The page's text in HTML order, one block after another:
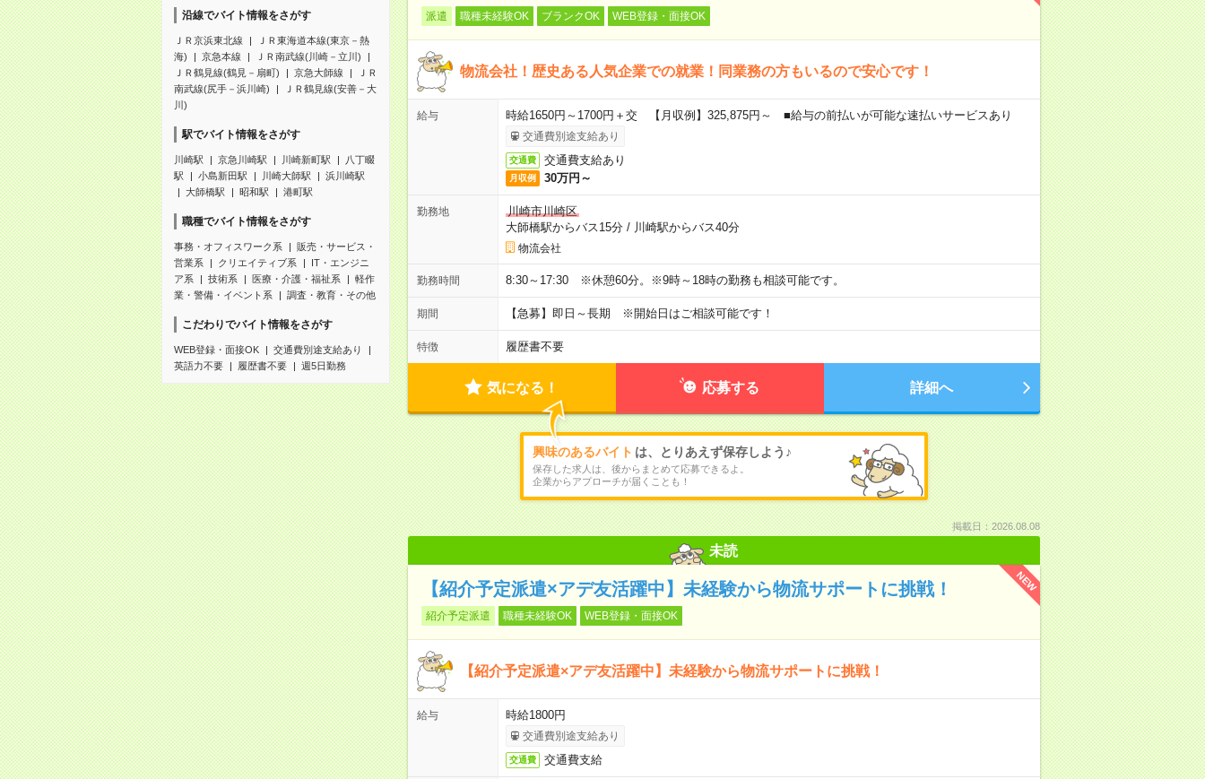
沿線でバイト情報をさがす
ＪＲ京浜東北線
ＪＲ東海道本線(東京－熱
海)
京急本線
ＪＲ南武線(川崎－立川)
ＪＲ鶴見線(鶴見－扇町)
京急大師線
ＪＲ
南武線(尻手－浜川崎)
ＪＲ鶴見線(安善－大
川)
駅でバイト情報をさがす
川崎駅 京急川崎駅 川崎新町駅
八丁畷
駅
小島新田駅 川崎大師駅
浜川崎駅
大師橋駅
昭和駅 港町駅
職種でバイト情報をさがす
事務・オフィスワーク系
販売・サービス・
営業系
クリエイティブ系
IT・エンジニ
ア系
技術系 医療・介護・福祉系
軽作
業・警備・イベント系
調査・教育・その他
こだわりでバイト情報をさがす
WEB登録・面接OK
交通費別途支給あり
英語力不要
履歴書不要 週5日勤務
派遣 職種未経験OK ブランクOK WEB登録・面接OK
物流会社！歴史ある人気企業での就業！同業務の方もいるので安心です！
給与 時給1650円～1700円＋交 【月収例】325,875円～ ■給与の前払いが可能な速払いサービスあり
交通費別途支給あり
交通費 交通費支給あり
月収例 30万円～
勤務地
川崎市川崎区
大師橋駅からバス15分/ 川崎駅からバス40分
物流会社
勤務時間 8:30～17:30 ※休憩60分。※9時～18時の勤務も相談可能です。
期間 【急募】即日～長期 ※開始日はご相談可能です！
特徴 履歴書不要
気になる！ 応募する 詳細へ
興味のあるバイト は、とりあえず保存しよう♪
保存した求人は、後からまとめて応募できるよ。
企業からアプローチが届くことも！
掲載日：2026.08.08
未読
NEW
【紹介予定派遣×アデ友活躍中】未経験から物流サポートに挑戦！
紹介予定派遣 職種未経験OK WEB登録・面接OK
【紹介予定派遣×アデ友活躍中】未経験から物流サポートに挑戦！
給与 時給1800円
交通費別途支給あり
交通費 交通費支給